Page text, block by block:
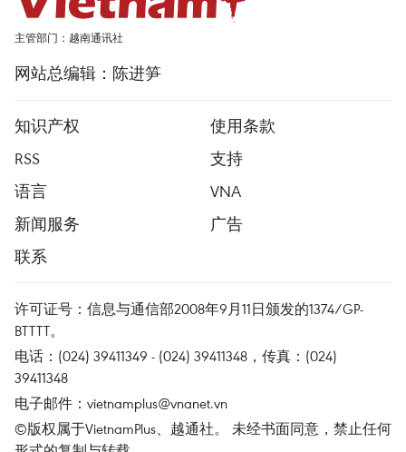
主管部门：越南通讯社
网站总编辑：陈进笋
知识产权
使用条款
RSS
支持
语言
VNA
新闻服务
广告
联系
许可证号：信息与通信部2008年9月11日颁发的1374/GP-
BTTTT。
电话：(024) 39411349 - (024) 39411348，传真：(024)
39411348
电子邮件： vietnamplus@vnanet.vn
©版权属于VietnamPlus、越通社。 未经书面同意，禁止任何